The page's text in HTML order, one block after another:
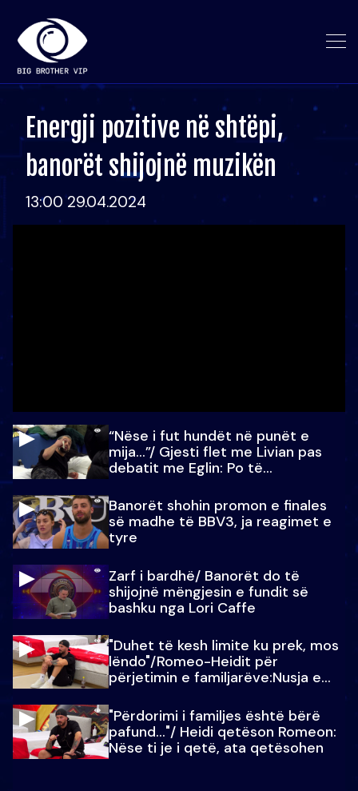
Energji pozitive në shtëpi,
banorët shijojnë muzikën
13:00 29.04.2024
“Nëse i fut hundët në punët e
mija…”/ Gjesti flet me Livian pas
debatit me Eglin: Po të
Banorët shohin promon e finales
së madhe të BBV3, ja reagimet e
tyre
Zarf i bardhë/ Banorët do të
shijojnë mëngjesin e fundit së
bashku nga Lori Caffe
"Duhet të kesh limite ku prek, mos
lëndo"/Romeo-Heidit për
përjetimin e familjarëve:Nusja e
"Përdorimi i familjes është bërë
pafund…"/ Heidi qetëson Romeon:
Nëse ti je i qetë, ata qetësohen